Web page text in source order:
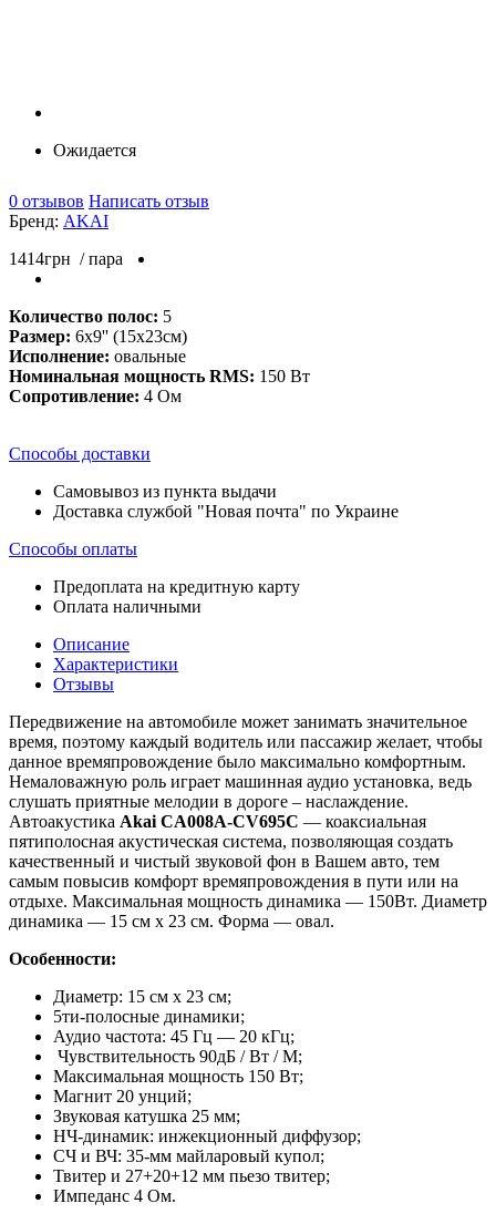
Ожидается
0 отзывов Написать отзыв
Бренд: AKAI
1414грн / пара
Количество полос: 5
Размер: 6x9'' (15х23см)
Исполнение: овальные
Номинальная мощность RMS: 150 Вт
Сопротивление: 4 Ом
Способы доставки
Самовывоз из пункта выдачи
Доставка службой "Новая почта" по Украине
Способы оплаты
Предоплата на кредитную карту
Оплата наличными
Описание
Характеристики
Отзывы
Передвижение на автомобиле может занимать значительное
время, поэтому каждый водитель или пассажир желает, чтобы
данное времяпровождение было максимально комфортным.
Немаловажную роль играет машинная аудио установка, ведь
слушать приятные мелодии в дороге – наслаждение.
Автоакустика Akai CA008A-CV695C — коаксиальная
пятиполосная акустическая система, позволяющая создать
качественный и чистый звуковой фон в Вашем авто, тем
самым повысив комфорт времяпровождения в пути или на
отдыхе. Максимальная мощность динамика — 150Вт. Диаметр
динамика — 15 см х 23 см. Форма — овал.
Особенности:
Диаметр: 15 см х 23 см;
5ти-полосные динамики;
Аудио частота: 45 Гц — 20 кГц;
Чувствительность 90дБ / Вт / М;
Максимальная мощность 150 Вт;
Магнит 20 унций;
Звуковая катушка 25 мм;
НЧ-динамик: инжекционный диффузор;
СЧ и ВЧ: 35-мм майларовый купол;
Твитер и 27+20+12 мм пьезо твитер;
Импеданс 4 Ом.